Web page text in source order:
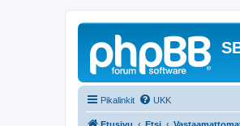
Pikalinkit UKK